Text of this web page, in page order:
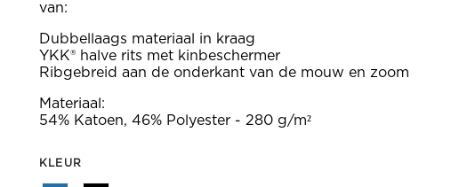
van:
Dubbellaags materiaal in kraag
YKK® halve rits met kinbeschermer
Ribgebreid aan de onderkant van de mouw en zoom
Materiaal:
54% Katoen, 46% Polyester - 280 g/m²
KLEUR